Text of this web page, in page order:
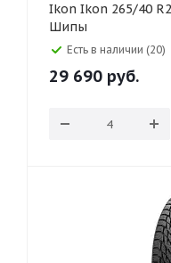
Ikon Ikon 265/40 R21 Autograph Ice 10 SUV 105T
Шипы
Есть в наличии (20)
29 690 руб.